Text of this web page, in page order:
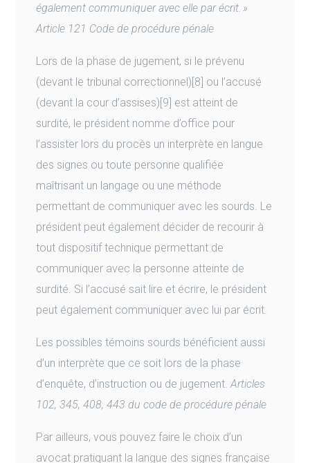
également communiquer avec elle par écrit. »
Article 121 Code de procédure pénale
Lors de la phase de jugement, si le prévenu
(devant le tribunal correctionnel)[8] ou l’accusé
(devant la cour d’assises)[9] est atteint de
surdité, le président nomme d’office pour
l’assister lors du procès un interprète en langue
des signes ou toute personne qualifiée
maîtrisant un langage ou une méthode
permettant de communiquer avec les sourds. Le
président peut également décider de recourir à
tout dispositif technique permettant de
communiquer avec la personne atteinte de
surdité. Si l’accusé sait lire et écrire, le président
peut également communiquer avec lui par écrit.
Les possibles témoins sourds bénéficient aussi
d’un interprète que ce soit lors de la phase
d’enquête, d’instruction ou de jugement.Articles
102, 345, 408, 443 du code de procédure pénale
Par ailleurs, vous pouvez faire le choix d’un
avocat pratiquant la langue des signes française